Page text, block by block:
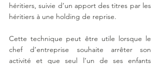
héritiers, suivie d’un apport des titres par les
héritiers à une holding de reprise.
Cette technique peut être utile lorsque le
chef d’entreprise souhaite arrêter son
activité et que seul l’un de ses enfants